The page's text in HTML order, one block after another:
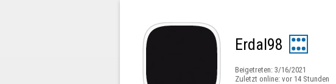
Erdal98
Beigetreten: 3/16/2021
Zuletzt online: vor 14 Stunden